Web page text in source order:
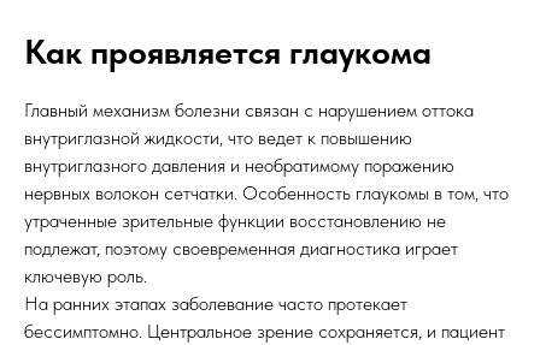
Как проявляется глаукома
Главный механизм болезни связан с нарушением оттока
внутриглазной жидкости, что ведет к повышению
внутриглазного давления и необратимому поражению
нервных волокон сетчатки. Особенность глаукомы в том, что
утраченные зрительные функции восстановлению не
подлежат, поэтому своевременная диагностика играет
ключевую роль.
На ранних этапах заболевание часто протекает
бессимптомно. Центральное зрение сохраняется, и пациент